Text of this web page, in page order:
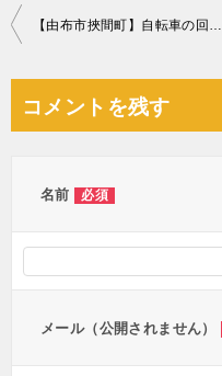
投
ビ
【由布市挾間町】自転車の回収・処分ご依頼 お客様の声
コメントを残す
名前 必須
メール（公開されません）